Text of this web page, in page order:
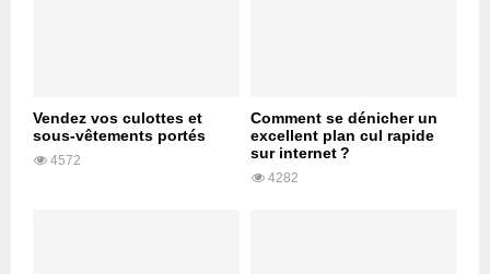
Vendez vos culottes et
sous-vêtements portés
4572
Comment se dénicher un
excellent plan cul rapide
sur internet ?
4282